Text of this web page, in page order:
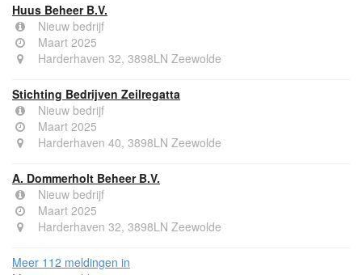
Huus Beheer B.V.
Nieuw bedrijf
Maart 2025
Harderhaven 32, 3898LN Zeewolde
Stichting Bedrijven Zeilregatta
Nieuw bedrijf
Maart 2025
Harderhaven 40, 3898LN Zeewolde
A. Dommerholt Beheer B.V.
Nieuw bedrijf
Maart 2025
Harderhaven 32, 3898LN Zeewolde
Meer 112 meldingen in